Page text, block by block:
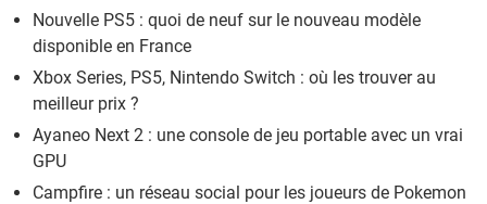
Nouvelle PS5 : quoi de neuf sur le nouveau modèle
disponible en France
Xbox Series, PS5, Nintendo Switch : où les trouver au
meilleur prix ?
Ayaneo Next 2 : une console de jeu portable avec un vrai
GPU
Campfire : un réseau social pour les joueurs de Pokemon